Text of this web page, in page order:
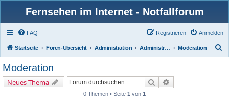
Fernsehen im Internet - Notfallforum
FAQ Anmelden
Registrieren
Startseite Foren-Übersicht Administration Administration Moderation
Moderation
Neues Thema Suche
0 Themen • Seite 1 von 1